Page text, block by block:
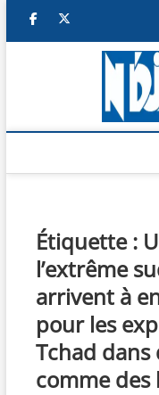
facebook
Étiquette :
l’extrême
arrivent à
pour les
Tchad dans
comme des